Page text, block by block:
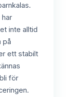
inte alltid
på
ett stabilt
för